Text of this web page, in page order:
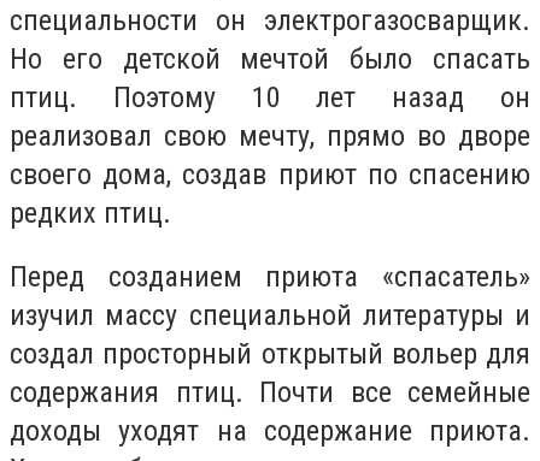
специальности он электрогазосварщик.
Но его детской мечтой было спасать
птиц. Поэтому 10 лет назад он
реализовал свою мечту, прямо во дворе
своего дома, создав приют по спасению
редких птиц.
Перед созданием приюта «спасатель»
изучил массу специальной литературы и
создал просторный открытый вольер для
содержания птиц. Почти все семейные
доходы уходят на содержание приюта.